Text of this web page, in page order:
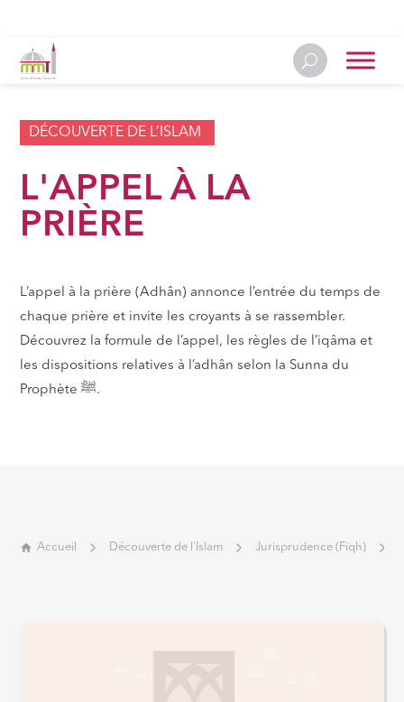
DÉCOUVERTE DE L’ISLAM
L'APPEL À LA
PRIÈRE
L’appel à la prière (Adhân) annonce l’entrée du temps de
chaque prière et invite les croyants à se rassembler.
Découvrez la formule de l’appel, les règles de l’iqâma et
les dispositions relatives à l’adhân selon la Sunna du
Prophète ﷺ.
Accueil Découverte de l'Islam Jurisprudence (Fiqh)